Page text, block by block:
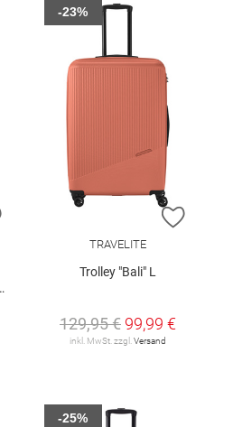
ZUR WUNSCHLISTE HINZUFÜGEN
ZUR
TRAVELITE
Trolley "Bali" L
129,95 € 99,99 €
inkl. MwSt. zzgl.Versand
-23%
-25%